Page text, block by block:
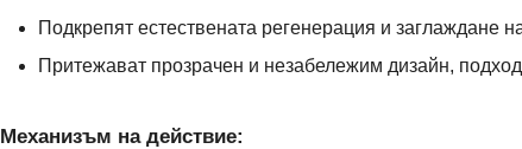
Подкрепят естествената регенерация и заглаждане
Притежават прозрачен и незабележим дизайн,
Механизъм на действие: